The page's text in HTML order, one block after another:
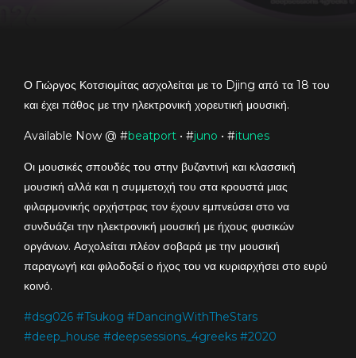
Ο Γιώργος Κοτσιομίτας ασχολείται με το Djing από τα 18 του
και έχει πάθος με την ηλεκτρονική χορευτική μουσική.
Available Now @ #beatport • #juno • #itunes
Οι μουσικές σπουδές του στην βυζαντινή και κλασσική
μουσική αλλά και η συμμετοχή του στα κρουστά μιας
φιλαρμονικής ορχήστρας τον έχουν εμπνεύσει στο να
συνδυάζει την ηλεκτρονική μουσική με ήχους φυσικών
οργάνων. Ασχολείται πλέον σοβαρά με την μουσική
παραγωγή και φιλοδοξεί ο ήχος του να κυριαρχήσει στο ευρύ
κοινό.
#dsg026 #Tsukog #DancingWithTheStars
#deep_house #deepsessions_4greeks #2020